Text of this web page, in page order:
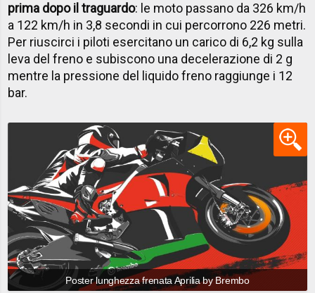
prima dopo il traguardo: le moto passano da 326 km/h
a 122 km/h in 3,8 secondi in cui percorrono 226 metri.
Per riuscirci i piloti esercitano un carico di 6,2 kg sulla
leva del freno e subiscono una decelerazione di 2 g
mentre la pressione del liquido freno raggiunge i 12
bar.
Poster lunghezza frenata Aprilia by Brembo